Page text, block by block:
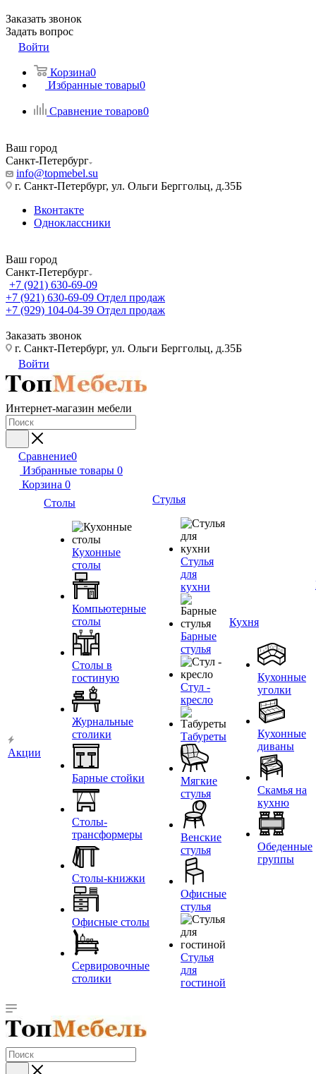
Заказать звонок
Задать вопрос
Войти
Корзина0
Избранные товары0
Сравнение товаров0
Ваш город
Санкт-Петербург
info@topmebel.su
г. Санкт-Петербург, ул. Ольги Берггольц, д.35Б
Вконтакте
Одноклассники
Ваш город
Санкт-Петербург
+7 (921) 630-69-09
+7 (921) 630-69-09 Отдел продаж
+7 (929) 104-04-39 Отдел продаж
Заказать звонок
г. Санкт-Петербург, ул. Ольги Берггольц, д.35Б
Войти
Интернет-магазин мебели
Сравнение0
Избранные товары 0
Корзина 0
Акции
Столы
Кухонные
столы
Компьютерные
столы
Столы в
гостиную
Журнальные
столики
Барные стойки
Столы-
трансформеры
Столы-книжки
Офисные столы
Сервировочные
столики
Стулья
Стулья
для
кухни
Барные
стулья
Стул -
кресло
Табуреты
Мягкие
стулья
Венские
стулья
Офисные
стулья
Стулья
для
гостиной
Кухня
Кухонные
уголки
Кухонные
диваны
Скамья на
кухню
Обеденные
группы